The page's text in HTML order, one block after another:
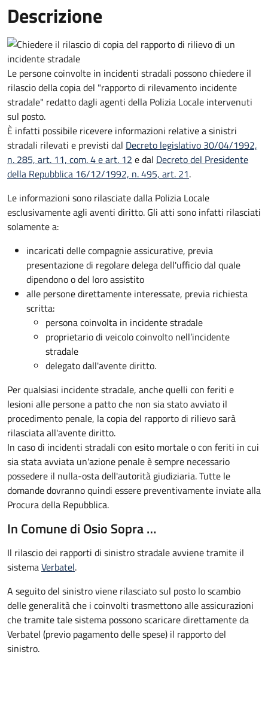
Descrizione
Le persone coinvolte in incidenti stradali possono chiedere il
rilascio della copia del "rapporto di rilevamento incidente
stradale" redatto dagli agenti della Polizia Locale intervenuti
sul posto.
È infatti possibile ricevere informazioni relative a sinistri
stradali rilevati e previsti dal Decreto legislativo 30/04/1992,
n. 285, art. 11, com. 4 e art. 12 e dal Decreto del Presidente
della Repubblica 16/12/1992, n. 495, art. 21.
Le informazioni sono rilasciate dalla Polizia Locale
esclusivamente agli aventi diritto. Gli atti sono infatti rilasciati
solamente a:
incaricati delle compagnie assicurative, previa
presentazione di regolare delega dell'ufficio dal quale
dipendono o del loro assistito
alle persone direttamente interessate, previa richiesta
scritta:
persona coinvolta in incidente stradale
proprietario di veicolo coinvolto nell’incidente
stradale
delegato dall'avente diritto.
Per qualsiasi incidente stradale, anche quelli con feriti e
lesioni alle persone a patto che non sia stato avviato il
procedimento penale, la copia del rapporto di rilievo sarà
rilasciata all'avente diritto.
In caso di incidenti stradali con esito mortale o con feriti in cui
sia stata avviata un'azione penaleè sempre necessario
possedere il nulla-osta dell'autorità giudiziaria. Tutte le
domande dovranno quindi essere preventivamente inviate alla
Procura della Repubblica.
In Comune di Osio Sopra …
Il rilascio dei rapporti di sinistro stradale avviene tramite il
sistemaVerbatel.
A seguito del sinistro viene rilasciato sul posto lo scambio
delle generalità che i coinvolti trasmettono alle assicurazioni
che tramite tale sistema possono scaricare direttamente da
Verbatel (previo pagamento delle spese) il rapporto del
sinistro.